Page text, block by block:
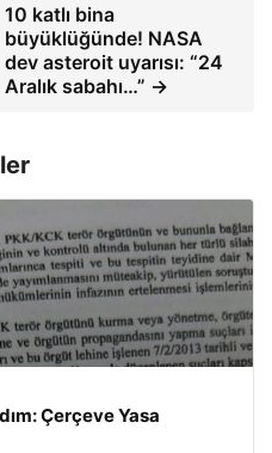
10 katlı bina
büyüklüğünde! NASA
dev asteroit uyarısı: “24
Aralık sabahı…” →
Çerçeve Yasa